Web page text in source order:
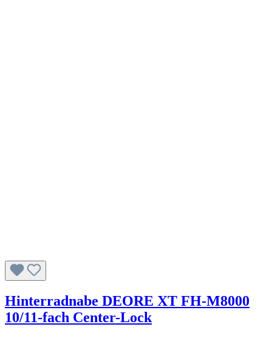
Hinterradnabe DEORE XT FH-M8000
10/11-fach Center-Lock